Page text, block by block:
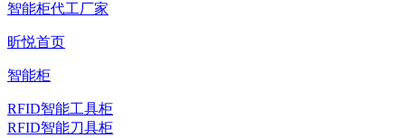
智能柜代工厂家
昕悦首页
智能柜
RFID智能工具柜
RFID智能刀具柜